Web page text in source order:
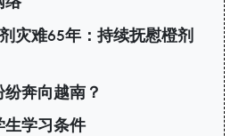
灾难65年：持续抚慰橙剂
奔向越南？
生学习条件